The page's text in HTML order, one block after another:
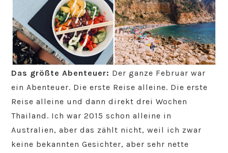
Das größte Abenteuer: Der ganze Februar war
ein Abenteuer. Die erste Reise alleine. Die erste
Reise alleine und dann direkt drei Wochen
Thailand. Ich war 2015 schon alleine in
Australien, aber das zählt nicht, weil ich zwar
keine bekannten Gesichter, aber sehr nette